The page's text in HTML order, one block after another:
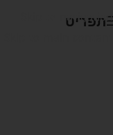
Skip to navigation
תפריט